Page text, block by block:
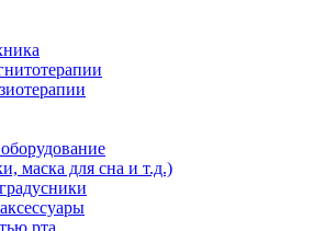
маска для сна и т.д.)
рта